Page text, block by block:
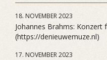
18. NOVEMBER 2023
Johannes Brahms: Konzert
(https://denieuwemuze.nl)
17. NOVEMBER 2023